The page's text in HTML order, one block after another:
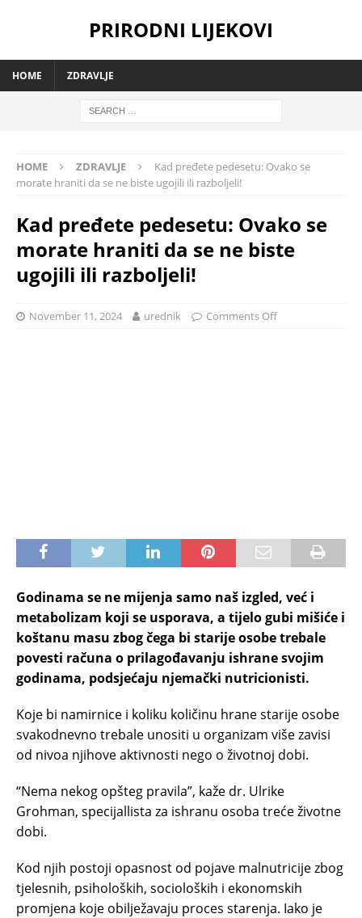
PRIRODNI LIJEKOVI
HOME ZDRAVLJE
HOME ZDRAVLJE
Kad pređete pedesetu: Ovako se
morate hraniti da se ne biste ugojili ili razboljeli!
Kad pređete pedesetu: Ovako se
morate hraniti da se ne biste
ugojili ili razboljeli!
November 11, 2024 urednik Comments Off
Godinama se ne mijenja samo naš izgled, već i
metabolizam koji se usporava, a tijelo gubi mišiće i
koštanu masu zbog čega bi starije osobe trebale
povesti računa o prilagođavanju ishrane svojim
godinama, podsjećaju njemački nutricionisti.
Koje bi namirnice i koliku količinu hrane starije osobe
svakodnevno trebale unositi u organizam više zavisi
od nivoa njihove aktivnosti nego o životnoj dobi.
“Nema nekog opšteg pravila”, kaže dr. Ulrike
Grohman, specijallista za ishranu osoba treće životne
dobi.
Kod njih postoji opasnost od pojave malnutricije zbog
tjelesnih, psiholoških, socioloških i ekonomskih
promjena koje obilježavaju proces starenja. Iako je